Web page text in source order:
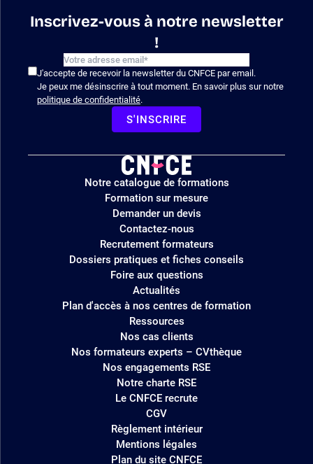
Inscrivez-vous à notre newsletter
!
J'accepte de recevoir la newsletter du CNFCE par email.
Je peux me désinscrire à tout moment. En savoir plus sur notre
politique de confidentialité.
S'INSCRIRE
Logo
site
Notre catalogue de formations
Formation sur mesure
Demander un devis
Contactez-nous
Recrutement formateurs
Dossiers pratiques et fiches conseils
Foire aux questions
Actualités
Plan d'accès à nos centres de formation
Ressources
Nos cas clients
Nos formateurs experts – CVthèque
Nos engagements RSE
Notre charte RSE
Le CNFCE recrute
CGV
Règlement intérieur
Mentions légales
Plan du site CNFCE